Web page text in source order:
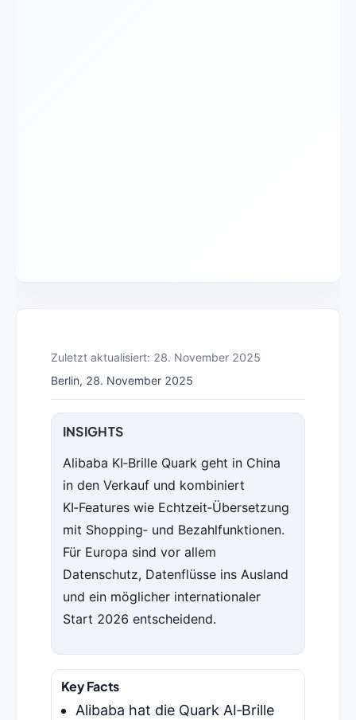
Zuletzt aktualisiert: 28. November 2025
Berlin, 28. November 2025
INSIGHTS
Alibaba KI‑Brille Quark geht in China
in den Verkauf und kombiniert
KI‑Features wie Echtzeit‑Übersetzung
mit Shopping‑ und Bezahlfunktionen.
Für Europa sind vor allem
Datenschutz, Datenflüsse ins Ausland
und ein möglicher internationaler
Start 2026 entscheidend.
Key Facts
Alibaba hat die Quark AI‑Brille